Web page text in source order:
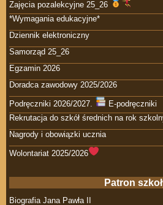
Zajęcia pozalekcyjne 25_26
*Wymagania edukacyjne*
Dziennik elektroniczny
Samorząd 25_26
Egzamin 2026
Doradca zawodowy 2025/2026
Podręczniki 2026/2027.
E-podręczniki
Rekrutacja do szkół średnich na rok
Nagrody i obowiązki ucznia
Wolontariat 2025/2026
Patron
Biografia Jana Pawła II